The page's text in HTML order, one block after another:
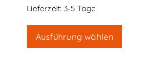
Lieferzeit: 3-5 Tage
Ausführung wählen